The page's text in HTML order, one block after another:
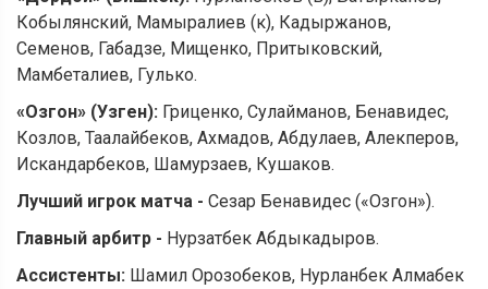
Кобылянский, Мамыралиев (к), Кадыржанов,
Семенов, Габадзе, Мищенко, Притыковский,
Мамбеталиев, Гулько.
«Озгон» (Узген): Гриценко, Сулайманов, Бенавидес,
Козлов, Таалайбеков, Ахмадов, Абдулаев, Алекперов,
Искандарбеков, Шамурзаев, Кушаков.
Лучший игрок матча - Сезар Бенавидес («Озгон»).
Главный арбитр - Нурзатбек Абдыкадыров.
Ассистенты: Шамил Орозобеков, Нурланбек Алмабек